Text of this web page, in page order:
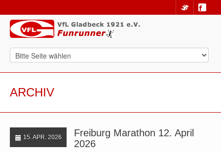
ARCHIV
15. APR. 2026
Freiburg Marathon 12. April
2026